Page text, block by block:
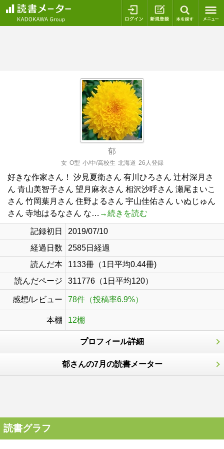
ログイン 新規登録
郁
女 O型 小/中/高校生 北海道 26人登録
好きな作家さん！ 汐見夏衛さん 有川ひろさん 辻村深月さ
ん 青山美智子さん 望月麻衣さん 相沢沙呼さん 瀬尾まいこ
さん 竹岡葉月さん 住野よるさん 宇山佳佑さん いぬじゅん
さん 寺地はるなさん な… →続きを読む
記録初日
2019/07/10
経過日数
2585日経過
読んだ本
1133冊（1日平均0.44冊)
読んだページ
311776（1日平均120）
感想/レビュー 78件（投稿率6.9%）
本棚 12棚
プロフィール詳細
郁さんの7月の読書メーター
読書グラフ